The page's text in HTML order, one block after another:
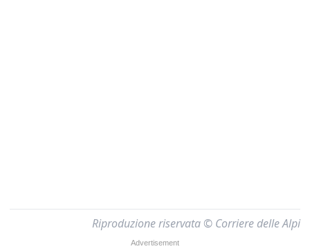
Riproduzione riservata © Corriere delle Alpi